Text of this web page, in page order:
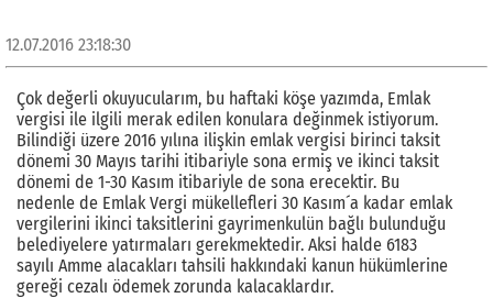
12.07.2016 23:18:30
Çok değerli okuyucularım, bu haftaki köşe yazımda, Emlak
vergisi ile ilgili merak edilen konulara değinmek istiyorum.
Bilindiği üzere 2016 yılına ilişkin emlak vergisi birinci taksit
dönemi 30 Mayıs tarihi itibariyle sona ermiş ve ikinci taksit
dönemi de 1-30 Kasım itibariyle de sona erecektir. Bu
nedenle de Emlak Vergi mükellefleri 30 Kasım´a kadar emlak
vergilerini ikinci taksitlerini gayrimenkulün bağlı bulunduğu
belediyelere yatırmaları gerekmektedir. Aksi halde 6183
sayılı Amme alacakları tahsili hakkındaki kanun hükümlerine
gereği cezalı ödemek zorunda kalacaklardır.